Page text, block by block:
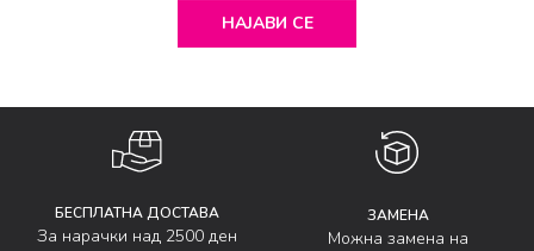
НАЈАВИ СЕ
БЕСПЛАТНА ДОСТАВА
За нарачки над 2500 ден
ЗАМЕНА
Можна замена на